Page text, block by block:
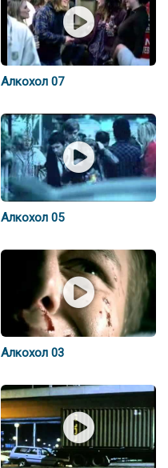
Алкохол 07
Алкохол 05
Алкохол 03